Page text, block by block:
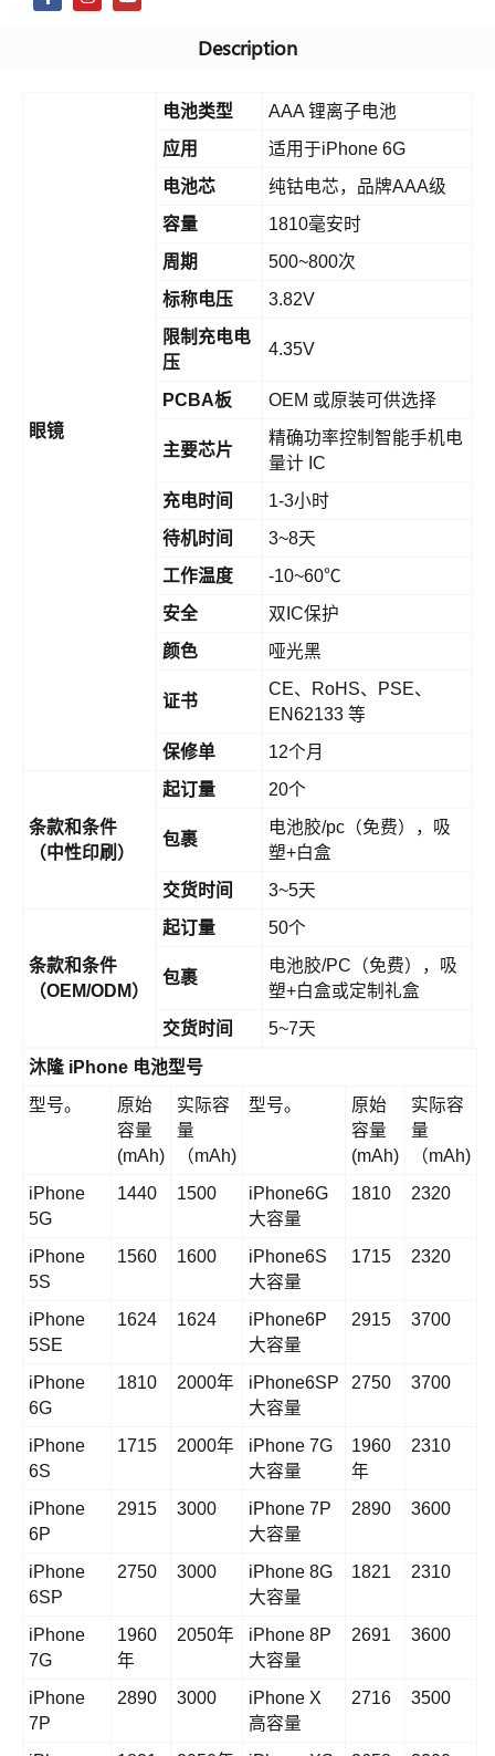
Description
眼镜
电池类型
AAA 锂离子电池
应用
适用于iPhone 6G
电池芯
纯钴电芯，品牌AAA级
容量
1810毫安时
周期
500~800次
标称电压
3.82V
限制充电电
压
4.35V
PCBA板 OEM 或原装可供选择
主要芯片
精确功率控制智能手机电
量计 IC
充电时间
1-3小时
待机时间
3~8天
工作温度
-10~60℃
安全
双IC保护
颜色
哑光黑
证书
CE、RoHS、PSE、
EN62133 等
保修单
12个月
条款和条件
（中性印刷）
起订量 20个
包裹
电池胶/pc（免费），吸
塑+白盒
交货时间
3~5天
条款和条件
（OEM/ODM）
起订量 50个
包裹
电池胶/PC（免费），吸
塑+白盒或定制礼盒
交货时间
5~7天
沐隆 iPhone 电池型号
型号。
原始
容量
(mAh)
实际容
量
（mAh)
型号。
原始
容量
(mAh)
实际容
量
（mAh)
iPhone
5G
1440 1500
iPhone6G
大容量
1810 2320
iPhone
5S
1560 1600
iPhone6S
大容量
1715 2320
iPhone
5SE
1624 1624
iPhone6P
大容量
2915 3700
iPhone
6G
1810 2000年
iPhone6SP
大容量
2750 3700
iPhone
6S
1715 2000年
iPhone 7G
大容量
1960
年
2310
iPhone
6P
2915 3000
iPhone 7P
大容量
2890 3600
iPhone
6SP
2750 3000
iPhone 8G
大容量
1821 2310
iPhone
7G
1960
年
2050年
iPhone 8P
大容量
2691 3600
iPhone
7P
2890 3000
iPhone X
高容量
2716 3500